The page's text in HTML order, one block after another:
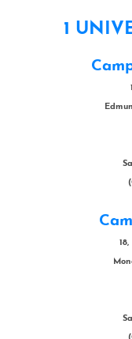
1